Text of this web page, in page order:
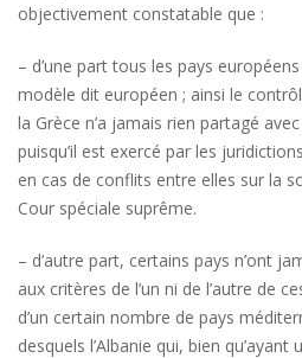
objectivement constatable que :
– d’une part tous les pays
modèle dit européen ; ainsi le
la Grèce n’a jamais rien partagé
puisqu’il est exercé par les
en cas de conflits entre elles sur la
Cour spéciale suprême.
– d’autre part, certains pays n’ont
aux critères de l’un ni de l’autre de
d’un certain nombre de pays
desquels l’Albanie qui, bien